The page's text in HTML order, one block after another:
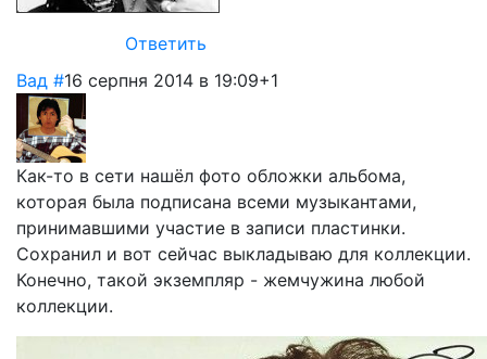
Ответить
Вад #16 серпня 2014 в 19:09+1
Как-то в сети нашёл фото обложки альбома,
которая была подписана всеми музыкантами,
принимавшими участие в записи пластинки.
Сохранил и вот сейчас выкладываю для коллекции.
Конечно, такой экземпляр - жемчужина любой
коллекции.